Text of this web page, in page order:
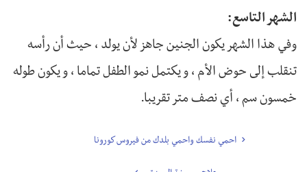
الشهر التاسع:
وفي هذا الشهر يكون الجنين جاهز لأن يولد ، حيث أن رأسه
تنقلب إلى حوض الأم ، و يكتمل نمو الطفل تماما ، و يكون طوله
خمسون سم ، أي نصف متر تقريبا.
احمي نفسك واحمي بلدك من فيروس كورونا